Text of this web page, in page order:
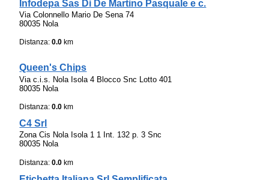
Infodepa Sas Di De Martino Pasquale e c.
Via Colonnello Mario De Sena 74
80035 Nola
Distanza:0.0 km
Queen's Chips
Via c.i.s. Nola Isola 4 Blocco Snc Lotto 401
80035 Nola
Distanza:0.0 km
C4 Srl
Zona Cis Nola Isola 1 1 Int. 132 p. 3 Snc
80035 Nola
Distanza:0.0 km